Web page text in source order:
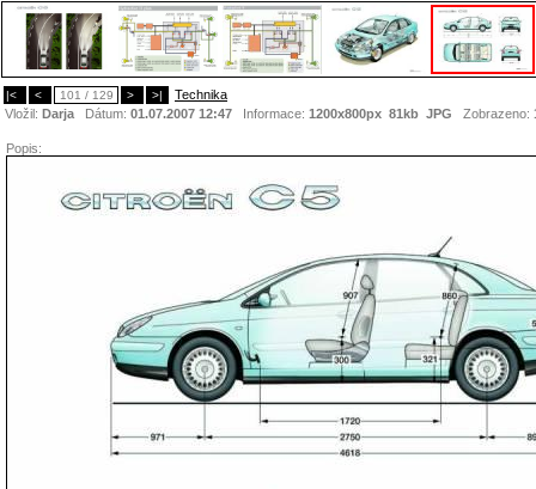
|< < 101 / 129 > >|
Technika
Vložil: Darja Dátum: 01.07.2007 12:47 Informace: 1200x800px 81kb JPG Zobrazeno:
Popis: